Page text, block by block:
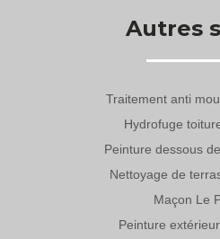
Autres
Traitement anti
Hydrofuge
Peinture dessous
Nettoyage de
Maçon Le
Peinture